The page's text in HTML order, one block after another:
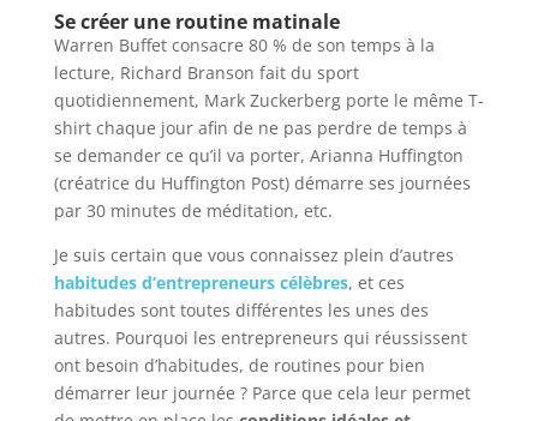
Se créer une routine matinale
Warren Buffet consacre 80 % de son temps à la
lecture, Richard Branson fait du sport
quotidiennement, Mark Zuckerberg porte le même T-
shirt chaque jour afin de ne pas perdre de temps à
se demander ce qu’il va porter, Arianna Huffington
(créatrice du Huffington Post) démarre ses journées
par 30 minutes de méditation, etc.
Je suis certain que vous connaissez plein d’autres
habitudes d’entrepreneurs célèbres, et ces
habitudes sont toutes différentes les unes des
autres. Pourquoi les entrepreneurs qui réussissent
ont besoin d’habitudes, de routines pour bien
démarrer leur journée ? Parce que cela leur permet